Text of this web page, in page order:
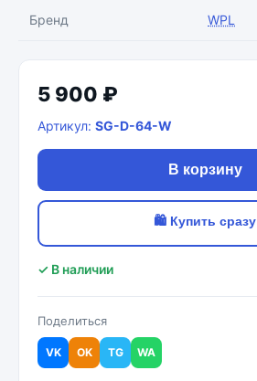
Бренд WPL
5 900 ₽
Артикул: SG-D-64-W
В корзину
🛍 Купить сразу
✓ В наличии
Поделиться
VK OK TG WA